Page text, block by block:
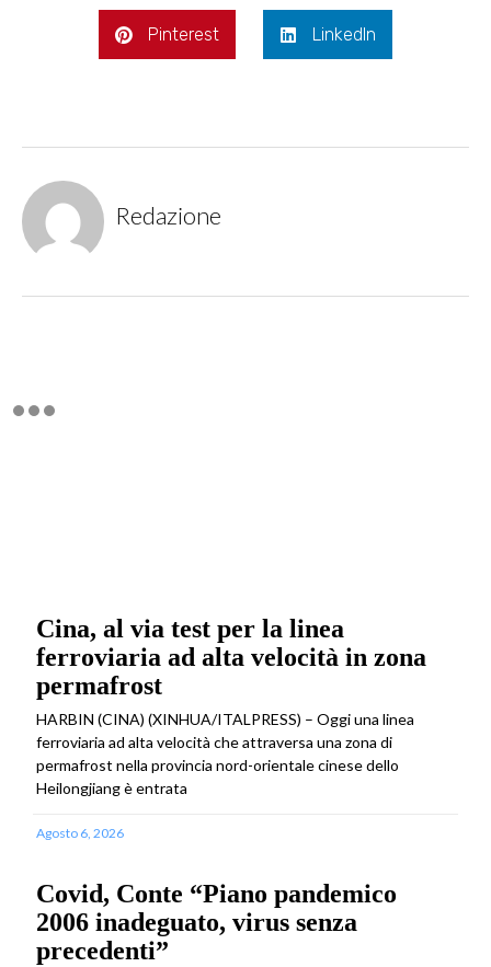
Pinterest LinkedIn
Redazione
Cina, al via test per la linea
ferroviaria ad alta velocità in zona
permafrost
HARBIN (CINA) (XINHUA/ITALPRESS) – Oggi una linea
ferroviaria ad alta velocità che attraversa una zona di
permafrost nella provincia nord-orientale cinese dello
Heilongjiang è entrata
Agosto 6, 2026
Covid, Conte “Piano pandemico
2006 inadeguato, virus senza
precedenti”